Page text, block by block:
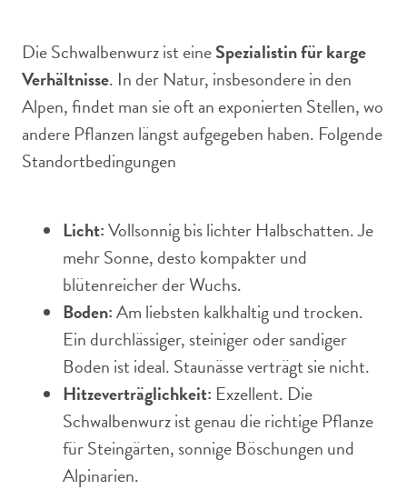
Die Schwalbenwurz ist eineSpezialistin für karge
Verhältnisse. In der Natur, insbesondere in den
Alpen, findet man sie oft an exponierten Stellen, wo
andere Pflanzen längst aufgegeben haben. Folgende
Standortbedingungen
Licht:Vollsonnig bis lichter Halbschatten. Je
mehr Sonne, desto kompakter und
blütenreicher der Wuchs.
Boden:Am liebsten kalkhaltig und trocken.
Ein durchlässiger, steiniger oder sandiger
Boden ist ideal. Staunässe verträgt sie nicht.
Hitzeverträglichkeit: Exzellent. Die
Schwalbenwurz ist genau die richtige Pflanze
für Steingärten, sonnige Böschungen und
Alpinarien.